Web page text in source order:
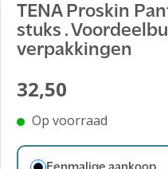
TENA Proskin
stuks .
verpakkingen
32,50
Op voorraad